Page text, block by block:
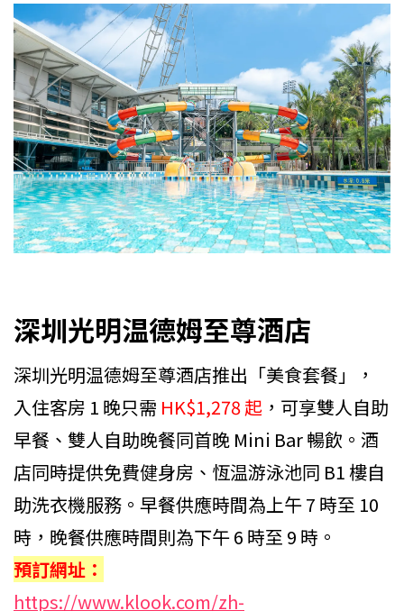
深圳光明温德姆至尊酒店
深圳光明温德姆至尊酒店推出「美食套餐」，
入住客房 1 晚只需 HK$1,278 起 ，可享雙人自助
早餐、雙人自助晚餐同首晚 Mini Bar 暢飲。酒
店同時提供免費健身房、恆温游泳池同 B1 樓自
助洗衣機服務。早餐供應時間為上午 7 時至 10
時，晚餐供應時間則為下午 6 時至 9 時。
預訂網址：
https://www.klook.com/zh-